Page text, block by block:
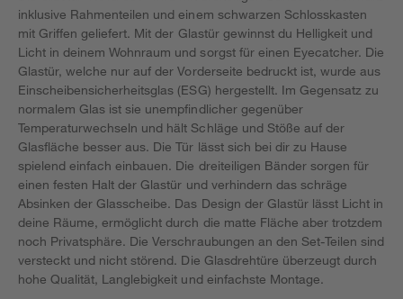
inklusive Rahmenteilen und einem schwarzen Schlosskasten
mit Griffen geliefert. Mit der Glastür gewinnst du Helligkeit und
Licht in deinem Wohnraum und sorgst für einen Eyecatcher. Die
Glastür, welche nur auf der Vorderseite bedruckt ist, wurde aus
Einscheibensicherheitsglas (ESG) hergestellt. Im Gegensatz zu
normalem Glas ist sie unempfindlicher gegenüber
Temperaturwechseln und hält Schläge und Stöße auf der
Glasfläche besser aus. Die Tür lässt sich bei dir zu Hause
spielend einfach einbauen. Die dreiteiligen Bänder sorgen für
einen festen Halt der Glastür und verhindern das schräge
Absinken der Glasscheibe. Das Design der Glastür lässt Licht in
deine Räume, ermöglicht durch die matte Fläche aber trotzdem
noch Privatsphäre. Die Verschraubungen an den Set-Teilen sind
versteckt und nicht störend. Die Glasdrehtüre überzeugt durch
hohe Qualität, Langlebigkeit und einfachste Montage.